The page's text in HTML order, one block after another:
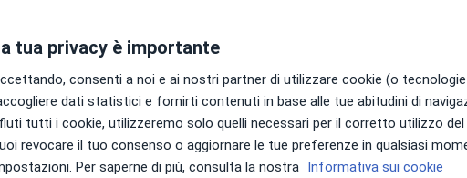
La Rosa
Non ci sono agende disponibili!
Chiedi di attivare le prenotazioni
tua privacy è importante
consenti a noi e ai nostri partner di utilizzare cookie (o
dati statistici e fornirti contenuti in base alle tue abitudini di
tutti i cookie, utilizzeremo solo quelli necessari per il corretto utilizzo
revocare il tuo consenso o aggiornare le tue preferenze in qualsiasi
Per saperne di più, consulta la nostra
Informativa sui cookie